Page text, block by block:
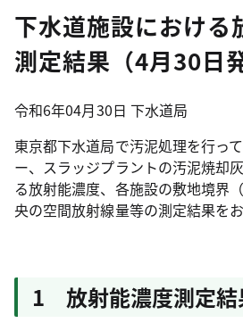
下水道施設における
測定結果（4月30日
令和6年04月30日 下水道局
東京都下水道局で汚泥処理を行っ
ー、スラッジプラントの汚泥焼却
る放射能濃度、各施設の敷地境界
央の空間放射線量等の測定結果をお
1 放射能濃度測定結